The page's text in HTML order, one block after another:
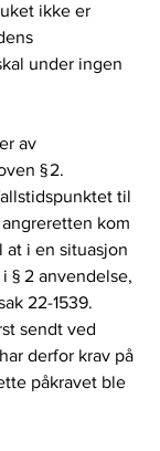
ikke er
under ingen
av
§ 2.
til
kom
i en situasjon
§ 2 anvendelse,
22-1539.
sendt ved
derfor krav på
påkravet ble